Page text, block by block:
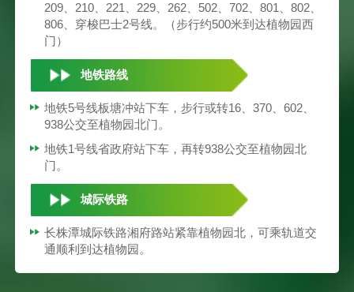
209、210、221、229、262、502、702、801、802、
806、穿梭巴士2号线。（步行约500米到达植物园西
门）
地铁路线
地铁5号线板塘冲站下车，步行或转16、370、602、
938公交至植物园北门。
地铁1号线省政府站下车，再转938公交至植物园北
门。
城际铁路
长株潭城际铁路湘府路站紧靠植物园北，可乘轨道交
通顺利到达植物园。